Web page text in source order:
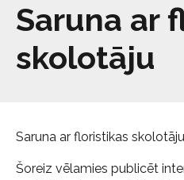
Услуги
Об Обществе
Saruna ar
skolotāju
Saruna ar floristikas skolotāju
Šoreiz vēlamies publicēt